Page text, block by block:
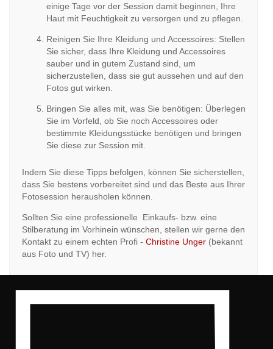
einige Tage vor der Session damit beginnen, Ihre
Haut mit Feuchtigkeit zu versorgen und zu pflegen.
Reinigen Sie Ihre Kleidung und Accessoires: Stellen
Sie sicher, dass Ihre Kleidung und Accessoires
sauber und in gutem Zustand sind, um
sicherzustellen, dass sie gut aussehen und auf den
Fotos gut wirken.
Bringen Sie alles mit, was Sie benötigen: Überlegen
Sie im Vorfeld, ob Sie noch Accessoires oder
bestimmte Kleidungsstücke benötigen und bringen
Sie diese zur Session mit.
Indem Sie diese Tipps befolgen, können Sie sicherstellen,
dass Sie bestens vorbereitet sind und das Beste aus Ihrer
Fotosession herausholen können.
Sollten Sie eine professionelle Einkaufs- bzw. eine
Stilberatung im Vorhinein wünschen, stellen wir gerne den
Kontakt zu einem echten Profi - Christine Unger (bekannt
aus Foto und TV) her.